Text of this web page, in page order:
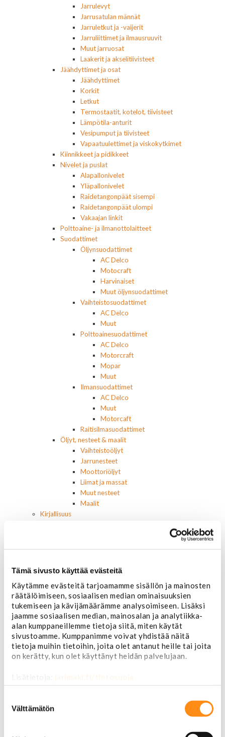
Tämä sivusto käyttää evästeitä
Käytämme evästeitä tarjoamamme sisällön ja mainosten
räätälöimiseen, sosiaalisen median ominaisuuksien
tukemiseen ja kävijämäärämme analysoimiseen. Lisäksi
jaamme sosiaalisen median, mainosalan ja analytiikka-
alan kumppaneillemme tietoja siitä, miten käytät
sivustoamme. Kumppanimme voivat yhdistää näitä
tietoja muihin tietoihin, joita olet antanut heille tai joita
on kerätty, kun olet käyttänyt heidän palvelujaan.
Lisätietoja: jarimaki.fi/tietosuoja
valinta
Välttämätön
Jarrulevyt
Jarrusatulan männät
Jarruletkut ja -vaijerit
Jarruliittimet ja ilmausruuvit
Muut jarruosat
Laakerit ja akselitiivisteet
Jäähdyttimet ja osat
Jäähdyttimet
Korkit
Letkut
Termostaatit, kotelot, tiivisteet
Lämpötila-anturit
Vesipumput ja tiivisteet
Vapaatuulettimet ja viskokytkimet
Kiinnikkeet ja pidikkeet
Nivelet ja puslat
Alapallonivelet
Yläpallonivelet
Raidetangonpäät sisempi
Raidetangonpäät ulompi
Vakaajan linkit
Polttoaine- ja ilmanottolaitteet
Suodattimet
Öljynsuodattimet
AC Delco
Motocraft
Harvinaiset
Muut öljynsuodattimet
Vaihteistosuodattimet
AC Delco
Muut
Polttoainesuodattimet
AC Delco
Motorcraft
Mopar
Muut
Ilmansuodattimet
AC Delco
Muut
Motorcaft
Raitisilmasuodattimet
Öljyt, nesteet & maalit
Vaihteistoöljyt
Jarrunesteet
Moottoriöljyt
Liimat ja massat
Muut nesteet
Maalit
Kirjallisuus
Starcraft levikesarja 97-03
Mustang korinosat
Chevrolet
Van 1978-1996
Van 1997-
Pick upp 1988-1999
Pick upp 2000-2007
Pick upp 2008-
Suburban 1992-1999
Suburban 2000-2006